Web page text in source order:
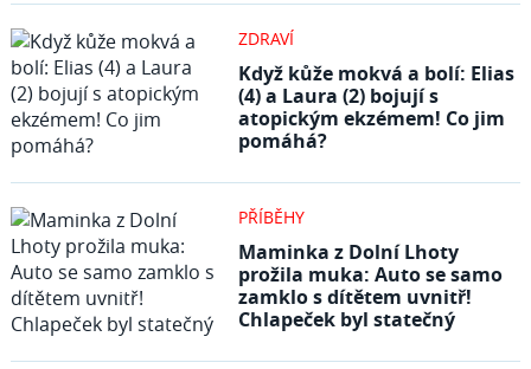
ZDRAVÍ
Když kůže mokvá a bolí: Elias
(4) a Laura (2) bojují s
atopickým ekzémem! Co jim
pomáhá?
PŘÍBĚHY
Maminka z Dolní Lhoty
prožila muka: Auto se samo
zamklo s dítětem uvnitř!
Chlapeček byl statečný